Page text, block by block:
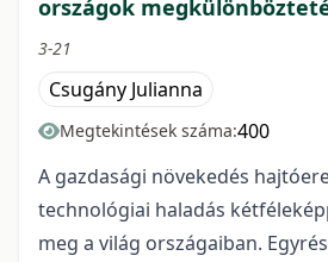
országok
3-21
Csugány Julianna
Megtekintések száma:400
A gazdasági növekedés
technológiai haladás
meg a világ országaiban.